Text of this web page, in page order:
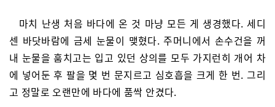
마치 난생 처음 바다에 온 것 마냥 모든 게 생경했다. 세디
센 바닷바람에 금세 눈물이 맺혔다. 주머니에서 손수건을 꺼
내 눈물을 훔치고는 입고 있던 상의를 모두 가지런히 개어 차
에 넣어둔 후 팔을 몇 번 문지르고 심호흡을 크게 한 번. 그리
고 정말로 오랜만에 바다에 품싹 안겼다.